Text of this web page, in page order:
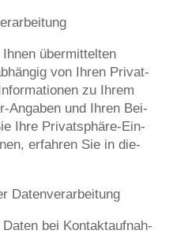
über­mit­tel­ten
von Ihren Pri­vat­
zu Ihrem
Anga­ben und Ihren Bei­
Ihre Pri­vat­sphä­re-Ein­
erfah­ren Sie in die­
Datenverarbeitung
bei Kon­takt­auf­nah­